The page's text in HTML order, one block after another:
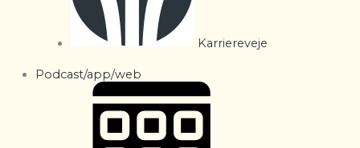
Karriereveje
Podcast/app/web